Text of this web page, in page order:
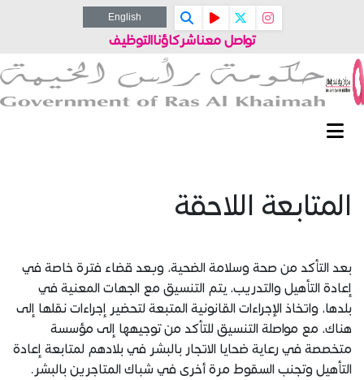
English
تواصل معناشركاؤناالتوظيف
المتابعة اللاحقة
​بعد التأكد من صحة وسلامة الضحية، وبعد قضاء فترة خاصة في
إعادة التأهيل والتدريب، يتم التنسيق مع الجهات المعنية في
بلدها، واتخاذ الإجراءات القانونية المتبعة لتحضير إجراءات نقلها إلى
هناك، مع مواصلة التنسيق للتأكد من توجيهها إلى مؤسسة
متخصصة في رعاية ضحايا الاتجار بالبشر في بلادهم لمتابعة إعادة
التأهيل وتجنب السقوط مرة أخرى في شباك المتاجرين بالبشر. ​